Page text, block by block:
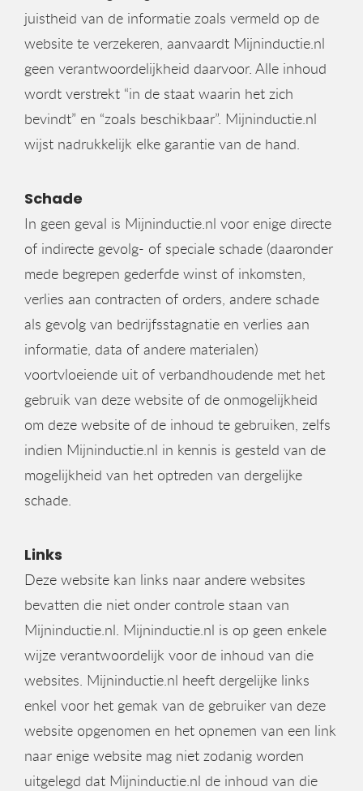
juistheid van de informatie zoals vermeld op de
website te verzekeren, aanvaardt Mijninductie.nl
geen verantwoordelijkheid daarvoor. Alle inhoud
wordt verstrekt “in de staat waarin het zich
bevindt” en “zoals beschikbaar”. Mijninductie.nl
wijst nadrukkelijk elke garantie van de hand.
Schade
In geen geval is Mijninductie.nl voor enige directe
of indirecte gevolg- of speciale schade (daaronder
mede begrepen gederfde winst of inkomsten,
verlies aan contracten of orders, andere schade
als gevolg van bedrijfsstagnatie en verlies aan
informatie, data of andere materialen)
voortvloeiende uit of verbandhoudende met het
gebruik van deze website of de onmogelijkheid
om deze website of de inhoud te gebruiken, zelfs
indien Mijninductie.nl in kennis is gesteld van de
mogelijkheid van het optreden van dergelijke
schade.
Links
Deze website kan links naar andere websites
bevatten die niet onder controle staan van
Mijninductie.nl. Mijninductie.nl is op geen enkele
wijze verantwoordelijk voor de inhoud van die
websites. Mijninductie.nl heeft dergelijke links
enkel voor het gemak van de gebruiker van deze
website opgenomen en het opnemen van een link
naar enige website mag niet zodanig worden
uitgelegd dat Mijninductie.nl de inhoud van die